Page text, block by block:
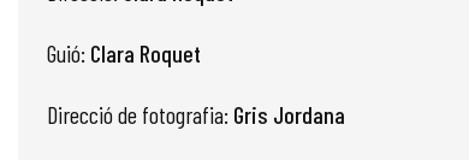
Guió: Clara Roquet
Direcció de fotografia: Gris Jordana